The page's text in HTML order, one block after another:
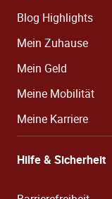
Blog Highlights
Mein Zuhause
Mein Geld
Meine Mobilität
Meine Karriere
Hilfe & Sicherheit